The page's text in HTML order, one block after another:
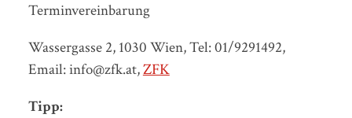
Terminvereinbarung
Wassergasse 2, 1030 Wien, Tel: 01/9291492,
Email: info@zfk.at,ZFK
Tipp: